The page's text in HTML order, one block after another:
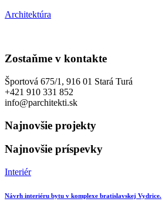
Architektúra
Zostaňme v kontakte
Športová 675/1, 916 01 Stará Turá
+421 910 331 852
info@parchitekti.sk
Najnovšie projekty
Najnovšie príspevky
Interiér
Návrh interiéru bytu v komplexe bratislavskej Vydrice.